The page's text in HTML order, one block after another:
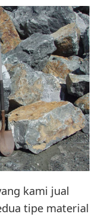
kami jual
tipe material